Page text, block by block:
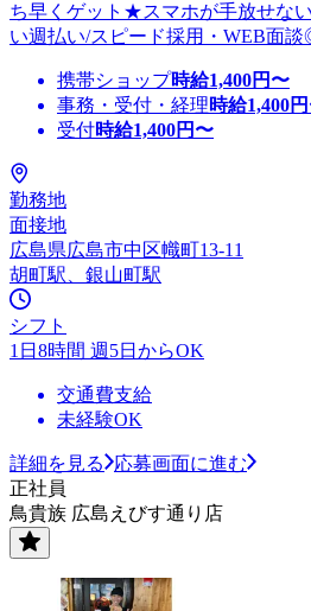
ち早くゲット★スマホが手放せな
い週払い/スピード採用・WEB面
携帯ショップ時給1,400円〜
事務・受付・経理時給1,400
受付時給1,400円〜
勤務地
面接地
広島県広島市中区幟町13-11
胡町駅、銀山町駅
シフト
1日8時間 週5日からOK
交通費支給
未経験OK
詳細を見る
応募画面に進む
正社員
鳥貴族 広島えびす通り店